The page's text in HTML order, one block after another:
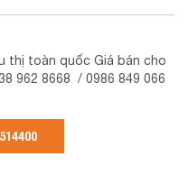
thị toàn quốc Giá bán cho
962 8668 / 0986 849 066